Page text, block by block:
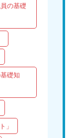
の基礎
礎知
」